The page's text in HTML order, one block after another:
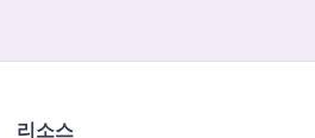
리소스